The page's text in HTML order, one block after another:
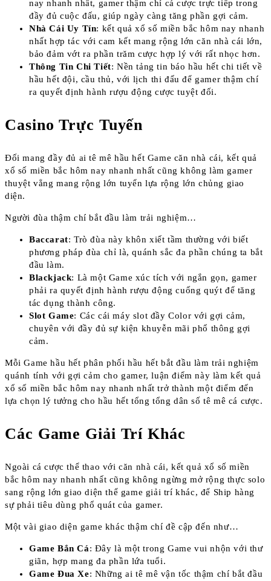
nay nhanh nhất, gamer thậm chí cá cược trực tiếp trong
đầy đủ cuộc đấu, giúp ngày càng tăng phần gợi cảm.
Nhà Cái Uy Tín: kết quả xổ số miền bắc hôm nay nhanh
nhất hợp tác với cam kết mang rộng lớn căn nhà cái lớn,
bảo đảm vớt ra phần trăm cược hợp lý với rất nhọc hơn.
Thông Tin Chi Tiết: Nền tảng tin báo hầu hết chi tiết về
hầu hết đội, cầu thủ, với lịch thi đấu để gamer thậm chí
ra quyết định hành rượu động cược tuyệt đối.
Casino Trực Tuyến
Đối mang đầy đủ ai tê mê hầu hết Game căn nhà cái, kết quả
xổ số miền bắc hôm nay nhanh nhất cũng không làm gamer
thuyệt vẳng mang rộng lớn tuyển lựa rộng lớn chủng giao
diện.
Người đùa thậm chí bắt đầu làm trải nghiệm…
Baccarat: Trò đùa này khôn xiết tầm thường với biết
phương pháp đùa chỉ là, quánh sắc đa phần chúng ta bắt
đầu làm.
Blackjack: Là một Game xúc tích với ngắn gọn, gamer
phải ra quyết định hành rượu động cuống quýt để tăng
tác dụng thành công.
Slot Game: Các cái máy slot đầy Color với gợi cảm,
chuyên với đầy đủ sự kiện khuyễn mãi phổ thông gợi
cảm.
Mỗi Game hầu hết phân phối hầu hết bắt đầu làm trải nghiệm
quánh tính với gợi cảm cho gamer, luận điểm này làm kết quả
xổ số miền bắc hôm nay nhanh nhất trở thành một điểm đến
lựa chọn lý tưởng cho hầu hết tổng tổng dân số tê mê cá cược.
Các Game Giải Trí Khác
Ngoài cá cược thể thao với căn nhà cái, kết quả xổ số miền
bắc hôm nay nhanh nhất cũng không ngừng mở rộng thực solo
sang rộng lớn giao diện thể game giải trí khác, để Ship hàng
sự phải tiêu dùng phổ quát của gamer.
Một vài giao diện game khác thậm chí đề cập đến như…
Game Bắn Cá: Đây là một trong Game vui nhộn với thư
giãn, hợp mang đa phần lứa tuổi.
Game Đua Xe: Những ai tê mê vận tốc thậm chí bắt đầu